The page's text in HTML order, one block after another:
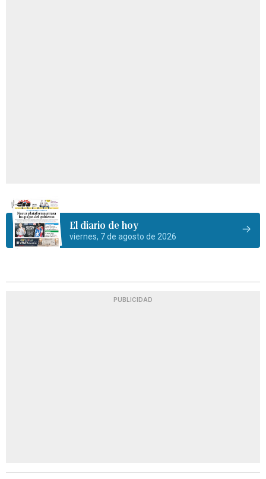
El diario de hoy
viernes, 7 de agosto de 2026
PUBLICIDAD